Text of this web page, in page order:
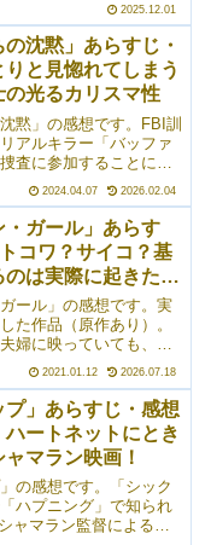
しません（！？）。3人
分の夫を手に掛けるだ
れも淡々としてい
が同じ名前ってかなり
全員シシー・コルピッ
。登場人物が滑稽に描
ざとなんでしょうね、
2025.12.01
沈黙」あらすじ・
と見惚れてしまう
の光るカリスマ性
黙」の感想です。FBI訓
アルキラー「バッファ
査に参加することにな
ターリング。そこで、
を染めて収容されてい
クターと対面すること
博士と話す中で、クラ
ウマとも向き合うこと
うお話。紳士的な態度
的に切り替えるレクタ
る舞いにゾッとしま
2024.04.07 2026.02.04
・ガール」あらす
コワ？サイコ？基
のは実際に起きた事
ール」の感想です。実
た作品（原作あり）。
婦に映っていても、実
わからない。親しい人
を打ち明けていな
婦生活にありがちで、
ちの枠から飛び出した
。夫婦役を演じたロザム
ン・アフレックの真に
らしいものでした。
2021.01.12 2026.07.18
プ」あらすじ・感想
ハートネットにとき
マラン映画！
の感想です。「シック
ハプニング」で知られ
ャマラン監督によるサ